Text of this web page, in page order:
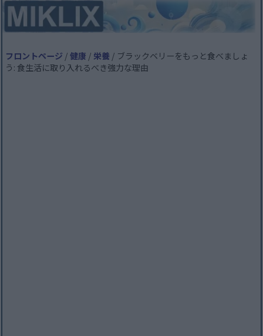
フロントページ /健康 / 栄養 / ブラックベリーをもっと食べましょ
う: 食生活に取り入れるべき強力な理由